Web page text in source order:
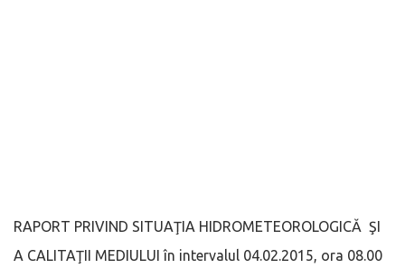
RAPORT PRIVIND SITUAŢIA HIDROMETEOROLOGICĂ ŞI
A CALITAŢII MEDIULUI în intervalul 04.02.2015, ora 08.00